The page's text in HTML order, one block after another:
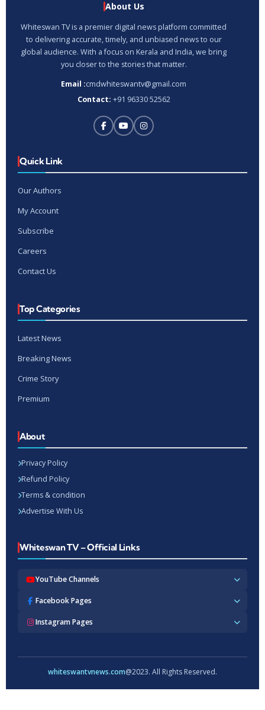
About Us
Whiteswan TV is a premier digital news platform committed
to delivering accurate, timely, and unbiased news to our
global audience. With a focus on Kerala and India, we bring
you closer to the stories that matter.
Email :cmdwhiteswantv@gmail.com
Contact: +91 96330 52562
Quick Link
Our Authors
My Account
Subscribe
Careers
Contact Us
Top Categories
Latest News
Breaking News
Crime Story
Premium
About
Privacy Policy
Refund Policy
Terms & condition
Advertise With Us
Whiteswan TV – Official Links
YouTube Channels
Whiteswan TV News
Whiteswan Kerala
Facebook Pages
Whiteswan TV News
Whiteswan TV Malayalam
Instagram Pages
Whiteswan Entertainments
whiteswantvnews.com@2023. All Rights Reserved.